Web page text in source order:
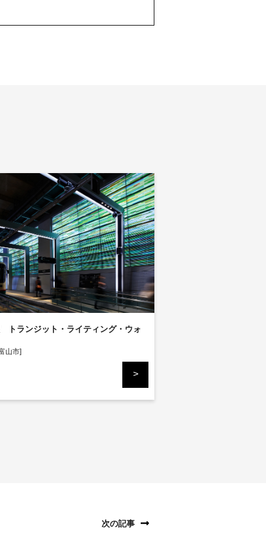
トランジット・ライティング・ウォ
山市]
次の記事